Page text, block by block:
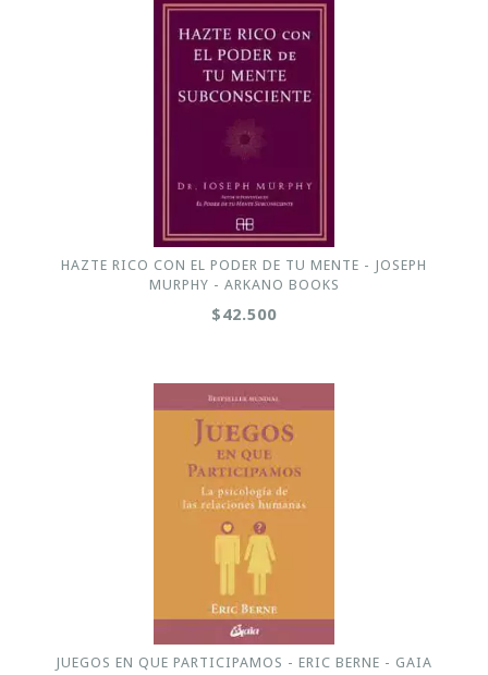
HAZTE RICO CON EL PODER DE TU MENTE - JOSEPH
MURPHY - ARKANO BOOKS
$42.500
JUEGOS EN QUE PARTICIPAMOS - ERIC BERNE - GAIA